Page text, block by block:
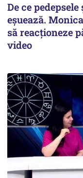
De ce
eșuează.
să reacționeze
video